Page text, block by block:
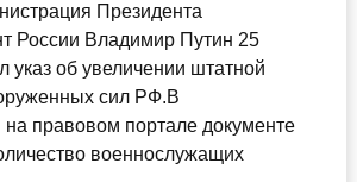
Президента
России Владимир Путин 25
указ об увеличении штатной
сил РФ.В
правовом портале документе
военнослужащих